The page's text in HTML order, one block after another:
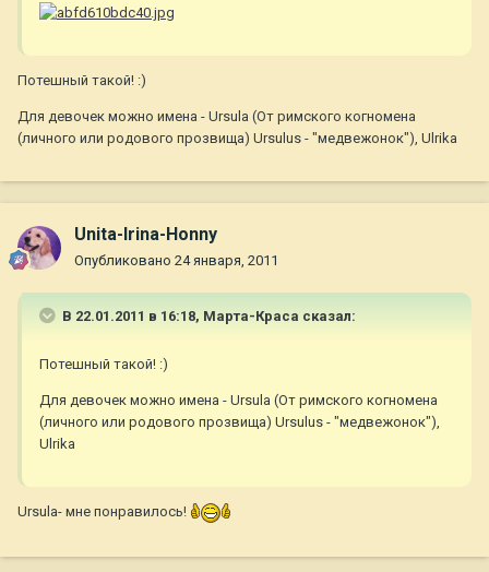
Потешный такой! :)
Для девочек можно имена - Ursula (От римского когномена
(личного или родового прозвища) Ursulus - "медвежонок"), Ulrika
Unita-Irina-Honny
Опубликовано 24 января, 2011
В 22.01.2011 в 16:18, Марта-Краса сказал:
Потешный такой! :)
Для девочек можно имена - Ursula (От римского когномена
(личного или родового прозвища) Ursulus - "медвежонок"),
Ulrika
Ursula- мне понравилось!